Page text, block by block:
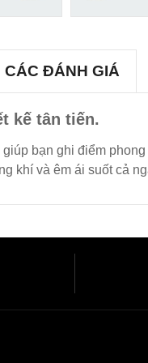
CÁC ĐÁNH GIÁ
kế tân tiến.
bạn ghi điểm
khí và êm ái suốt cả